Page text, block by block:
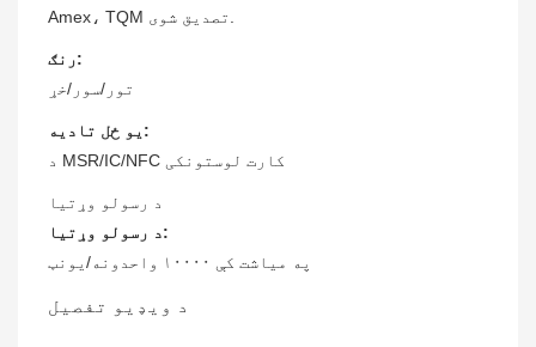
رنګ:
تور/سور/خړ
یو ځل تادیه:
د MSR/IC/NFC کارت لوستونکی
د رسولو وړتیا
د رسولو وړتیا:
په میاشت کې ۱۰۰۰۰ واحدونه/یونټ
د ویډیو تفصیل